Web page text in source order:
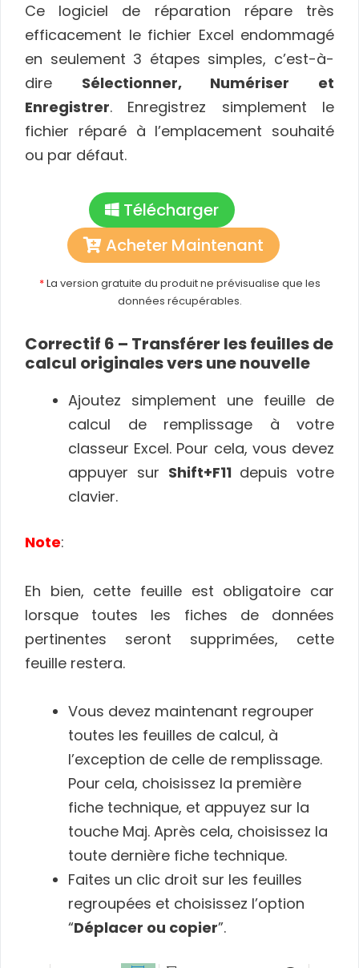
Ce logiciel de réparation répare très
efficacement le fichier Excel endommagé
en seulement 3 étapes simples, c’est-à-
dire Sélectionner, Numériser et
Enregistrer. Enregistrez simplement le
fichier réparé à l’emplacement souhaité
ou par défaut.
Télécharger
Acheter Maintenant
*La version gratuite du produit ne prévisualise que les
données récupérables.
Correctif 6 – Transférer les feuilles de
calcul originales vers une nouvelle
Ajoutez simplement une feuille de
calcul de remplissage à votre
classeur Excel. Pour cela, vous devez
appuyer sur Shift+F11 depuis votre
clavier.
Note:
Eh bien, cette feuille est obligatoire car
lorsque toutes les fiches de données
pertinentes seront supprimées, cette
feuille restera.
Vous devez maintenant regrouper
toutes les feuilles de calcul, à
l’exception de celle de remplissage.
Pour cela, choisissez la première
fiche technique, et appuyez sur la
touche Maj. Après cela, choisissez la
toute dernière fiche technique.
Faites un clic droit sur les feuilles
regroupées et choisissez l’option
“Déplacer ou copier”.